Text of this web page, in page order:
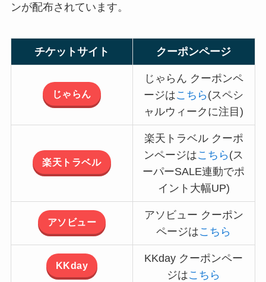
ンが配布されています。
チケットサイト クーポンページ
じゃらん
じゃらん クーポンペ
ージはこちら (スペシ
ャルウィークに注目)
楽天トラベル
楽天トラベル クーポ
ンページはこちら (ス
ーパーSALE連動でポ
イント大幅UP)
アソビュー
アソビュー クーポン
ページはこちら
KKday
KKday クーポンペー
ジはこちら